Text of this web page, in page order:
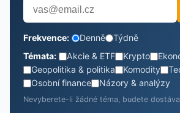
Frekvence: Denně
Týdně
Témata:
Akcie & ETF Krypto
Geopolitika & politika
Komodity
Osobní finance
Názory & analýzy
Nevyberete-li žádné téma, budete